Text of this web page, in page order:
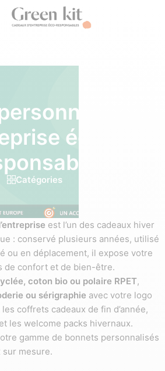
éco-
Catégories
est l’un des cadeaux hiver
: conservé plusieurs années, utilisé
ou en déplacement, il expose votre
de confort et de bien-être.
coton bio ou polaire RPET,
ou sérigraphie avec votre logo
coffrets cadeaux de fin d’année,
les welcome packs hivernaux.
gamme de bonnets personnalisés
sur mesure.